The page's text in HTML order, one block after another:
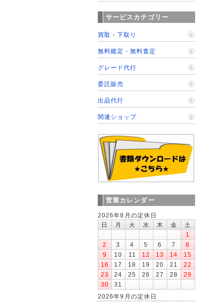
サービスカテゴリー
買取・下取り
無料鑑定・無料査定
グレード代行
委託販売
出品代行
関連ショップ
営業カレンダー
2026年8月の定休日
日
月 火 水 木 金
土
1
2
3 4 5 6 7
8
9
10 11 12 13 14
15
16
17 18 19 20 21
22
23
24 25 26 27 28
29
30
31
2026年9月の定休日